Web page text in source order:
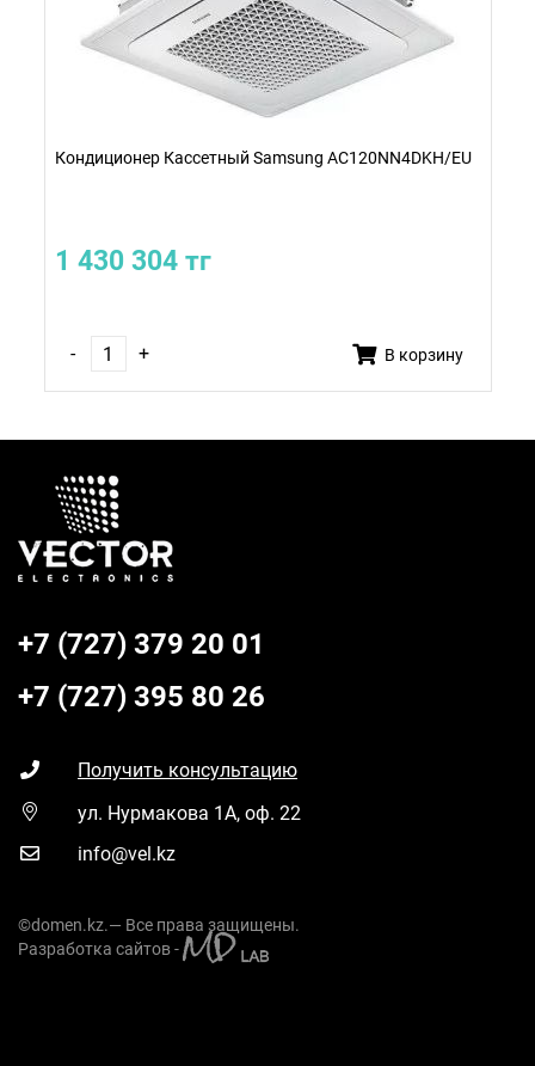
Кондиционер Кассетный Samsung AC120NN4DKH/EU
1 430 304 тг
- + В корзину
+7 (727) 379 20 01
+7 (727) 395 80 26
Получить консультацию
ул. Нурмакова 1А, оф. 22
info@vel.kz
©domen.kz.— Все права защищены.
Разработка сайтов -